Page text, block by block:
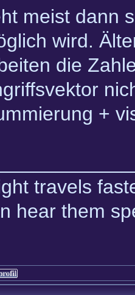
meist dann
wird.
die
+
travels
hear them